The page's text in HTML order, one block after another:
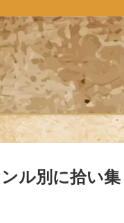
ル別に拾い集